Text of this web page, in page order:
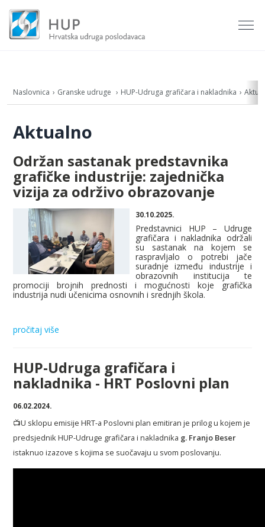
Naslovnica Granske udruge HUP-Udruga grafičara i nakladnika
Aktualno
Održan sastanak predstavnika
grafičke industrije: zajednička
vizija za održivo obrazovanje
30.10.2025.
Predstavnici HUP – Udruge
grafičara i nakladnika održali
su sastanak na kojem se
raspravljalo o potrebi jače
suradnje između industrije i
obrazovnih institucija te
promociji brojnih prednosti i mogućnosti koje grafička
industrija nudi učenicima osnovnih i srednjih škola.
pročitaj više
HUP-Udruga grafičara i
nakladnika - HRT Poslovni plan
06.02.2024.
📺U sklopu emisije HRT-a Poslovni plan emitiran je prilog u kojem je
predsjednik HUP-Udruge grafičara i nakladnika g. Franjo Beser
istaknuo izazove s kojima se suočavaju u svom poslovanju.